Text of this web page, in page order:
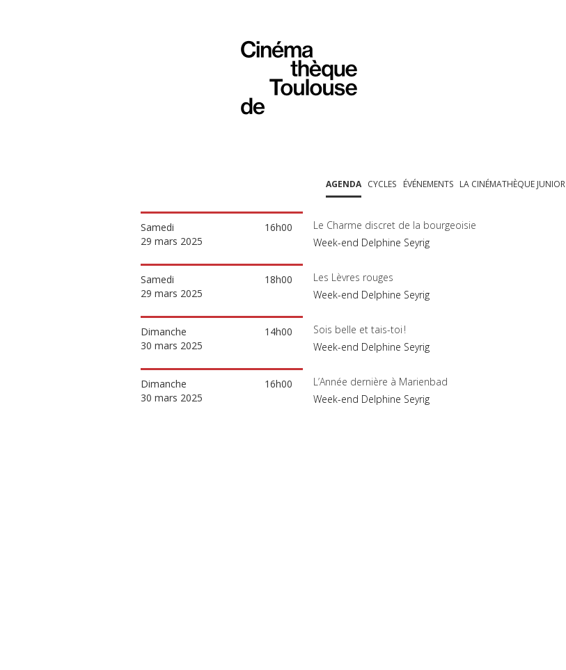
AGENDA CYCLES ÉVÉNEMENTS LA CINÉMATHÈQUE JUNIOR
16h00
Samedi
29 mars 2025
Le Charme discret de la bourgeoisie
Week-end Delphine Seyrig
18h00
Samedi
29 mars 2025
Les Lèvres rouges
Week-end Delphine Seyrig
14h00
Dimanche
30 mars 2025
Sois belle et tais-toi !
Week-end Delphine Seyrig
16h00
Dimanche
30 mars 2025
L’Année dernière à Marienbad
Week-end Delphine Seyrig